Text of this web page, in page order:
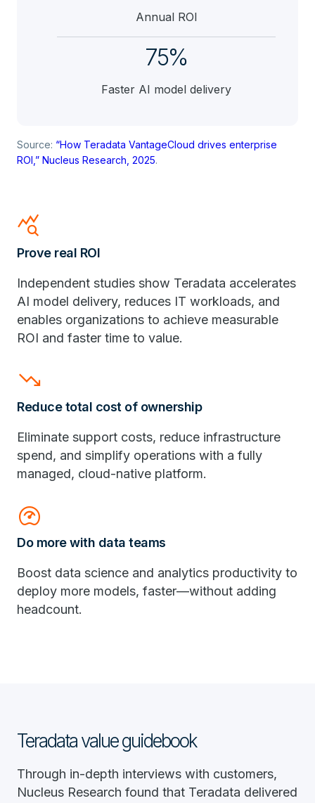
Annual ROI
75%
Faster AI model delivery
Source: “How Teradata VantageCloud drives enterprise
ROI,” Nucleus Research, 2025.
query_stats
Prove real ROI
Independent studies show Teradata accelerates
AI model delivery, reduces IT workloads, and
enables organizations to achieve measurable
ROI and faster time to value.
trending_down
Reduce total cost of ownership
Eliminate support costs, reduce infrastructure
spend, and simplify operations with a fully
managed, cloud-native platform.
readiness_score
Do more with data teams
Boost data science and analytics productivity to
deploy more models, faster—without adding
headcount.
Teradata value guidebook
Through in-depth interviews with customers,
Nucleus Research found that Teradata delivered